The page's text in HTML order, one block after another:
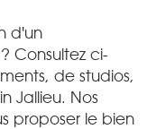
d'un
Consultez ci-
de studios,
Jallieu. Nos
proposer le bien